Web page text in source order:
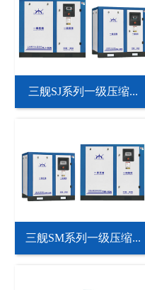
三舰SJ系列一级压缩...
三舰SM系列一级压缩...